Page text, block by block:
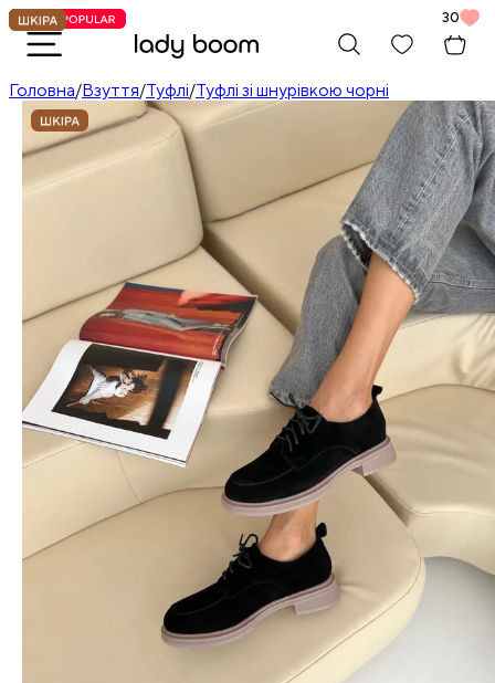
Головна/Взуття/Туфлі/Туфлі зі шнурівкою чорні
30